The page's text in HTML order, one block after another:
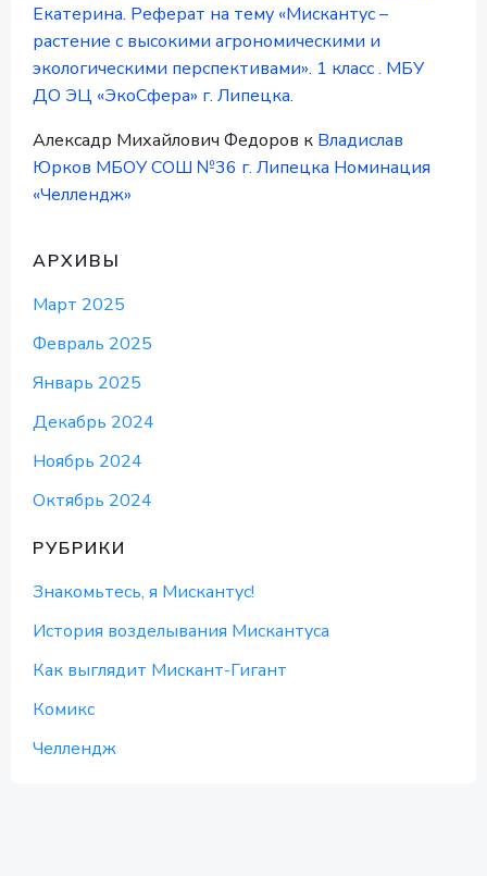
Екатерина. Реферат на тему «Мискантус –
растение с высокими агрономическими и
экологическими перспективами». 1 класс . МБУ
ДО ЭЦ «ЭкоСфера» г. Липецка.
Алексадр Михайлович Федоров к Владислав
Юрков МБОУ СОШ №36 г. Липецка Номинация
«Челлендж»
АРХИВЫ
Март 2025
Февраль 2025
Январь 2025
Декабрь 2024
Ноябрь 2024
Октябрь 2024
РУБРИКИ
Знакомьтесь, я Мискантус!
История возделывания Мискантуса
Как выглядит Мискант-Гигант
Комикс
Челлендж